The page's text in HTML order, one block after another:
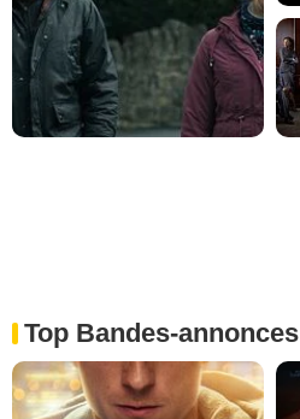
Top Bandes-annonces